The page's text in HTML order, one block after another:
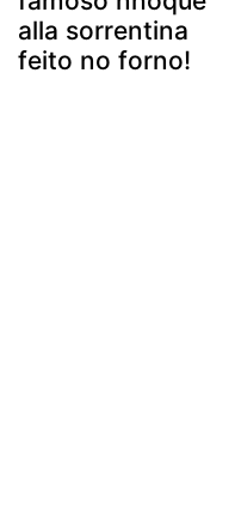
alla sorrentina
feito no forno!